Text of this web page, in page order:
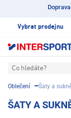
Vybrat prodejnu
Co hledáte?
Oblečení Šaty a
ŠATY A